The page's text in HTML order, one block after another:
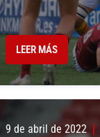
LEER MÁS
9 de abril de 2022